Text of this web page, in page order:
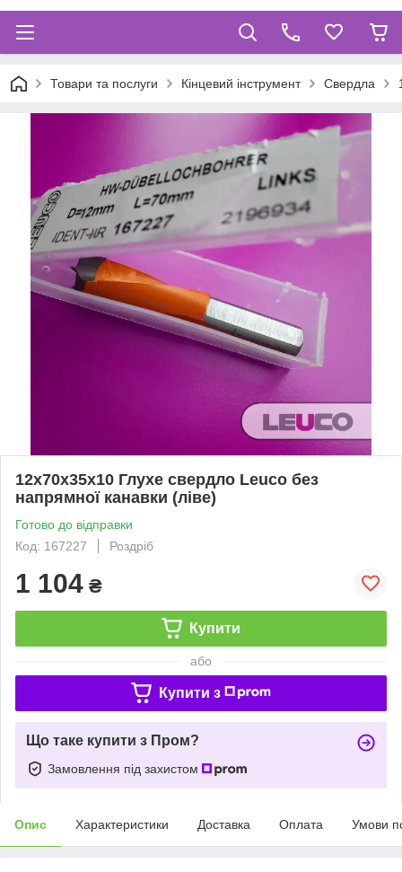
Товари та послуги Кінцевий інструмент Свердла
12x70x35x10 Глухе свердло Leuco без
напрямної канавки (ліве)
Готово до відправки
Код: 167227
Роздріб
1 104 ₴
Купити
або
Купити з
Що таке купити з Пром?
Замовлення під захистом
Опис Характеристики Доставка Оплата Умови